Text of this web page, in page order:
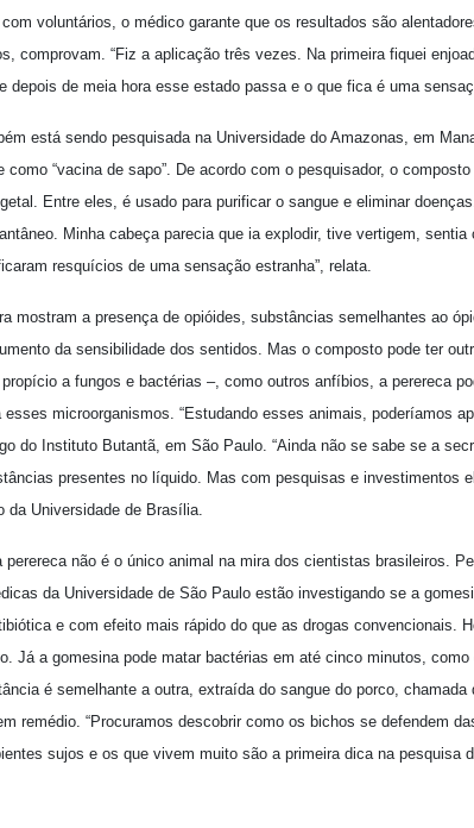
voluntários, o médico garante que os resultados são
comprovam. “Fiz a aplicação três vezes. Na primeira fiquei
depois de meia hora esse estado passa e o que fica é uma
está sendo pesquisada na Universidade do Amazonas, em
como “vacina de sapo”. De acordo com o pesquisador, o
Entre eles, é usado para purificar o sangue e eliminar
Minha cabeça parecia que ia explodir, tive vertigem,
resquícios de uma sensação estranha”, relata.
mostram a presença de opióides, substâncias semelhantes ao
da sensibilidade dos sentidos. Mas o composto pode ter
a fungos e bactérias –, como outros anfíbios, a perereca
microorganismos. “Estudando esses animais, poderíamos
do Instituto Butantã, em São Paulo. “Ainda não se sabe se a
presentes no líquido. Mas com pesquisas e investimentos
da Universidade de Brasília.
perereca não é o único animal na mira dos cientistas brasileiros.
da Universidade de São Paulo estão investigando se a
e com efeito mais rápido do que as drogas convencionais.
Já a gomesina pode matar bactérias em até cinco minutos,
é semelhante a outra, extraída do sangue do porco,
remédio. “Procuramos descobrir como os bichos se defendem
sujos e os que vivem muito são a primeira dica na pesquisa